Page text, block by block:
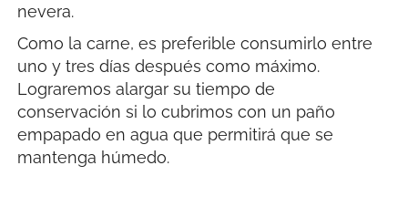
nevera.
Como la carne, es preferible consumirlo entre
uno y tres días después como máximo.
Lograremos alargar su tiempo de
conservación si lo cubrimos con un paño
empapado en agua que permitirá que se
mantenga húmedo.